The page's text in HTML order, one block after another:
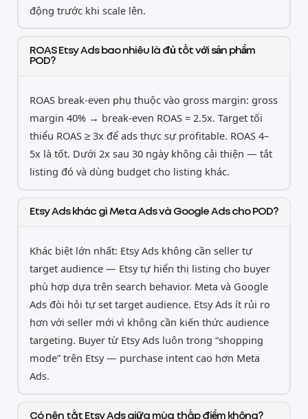
động trước khi scale lên.
ROAS Etsy Ads bao nhiêu là đủ tốt với sản phẩm
POD?
ROAS break-even phụ thuộc vào gross margin: gross
margin 40% → break-even ROAS = 2.5x. Target tối
thiểu ROAS ≥ 3x để ads thực sự profitable. ROAS 4–
5x là tốt. Dưới 2x sau 30 ngày không cải thiện — tắt
listing đó và dùng budget cho listing khác.
Etsy Ads khác gì Meta Ads và Google Ads cho POD?
Khác biệt lớn nhất: Etsy Ads không cần seller tự
target audience — Etsy tự hiển thị listing cho buyer
phù hợp dựa trên search behavior. Meta và Google
Ads đòi hỏi tự set target audience. Etsy Ads ít rủi ro
hơn với seller mới vì không cần kiến thức audience
targeting. Buyer từ Etsy Ads luôn trong “shopping
mode” trên Etsy — purchase intent cao hơn Meta
Ads.
Có nên tắt Etsy Ads giữa mùa thấp điểm không?